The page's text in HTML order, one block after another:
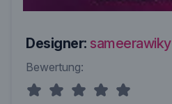
Designer: sameerawiky
Bewertung: